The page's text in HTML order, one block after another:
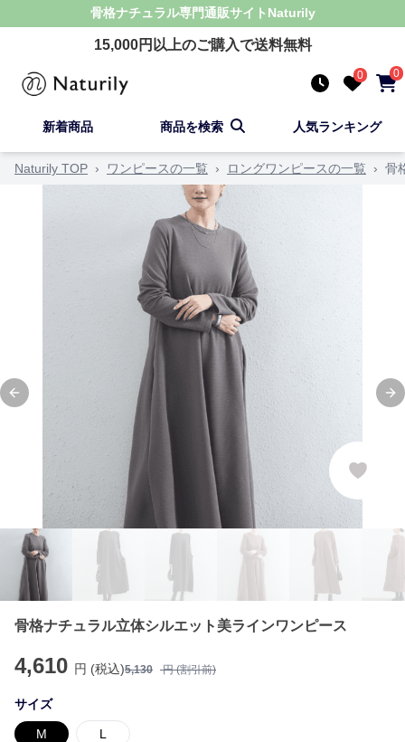
骨格ナチュラル専門通販サイト Naturily
15,000円以上のご購入で送料無料
0 0
新着商品 商品を検索 人気ランキング
Naturily TOP › ワンピースの一覧 › ロングワンピースの一覧 › 骨
Previous slide
骨格ナチュラル立体シルエット美ラインワンピース
4,610 円 (税込)5,130 円 (割引前)
サイズ
M L